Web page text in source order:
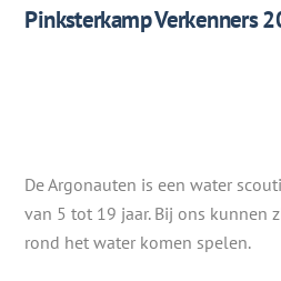
Pinksterkamp Verkenners
De Argonauten is een water
van 5 tot 19 jaar. Bij ons kunnen
rond het water komen spelen.